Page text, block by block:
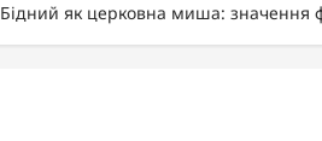
Бідний як церковна миша: значення